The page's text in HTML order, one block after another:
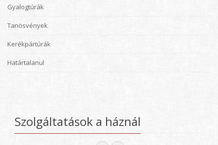
Gyalogtúrák
Tanösvények
Kerékpártúrák
Határtalanul
Szolgáltatások a háznál